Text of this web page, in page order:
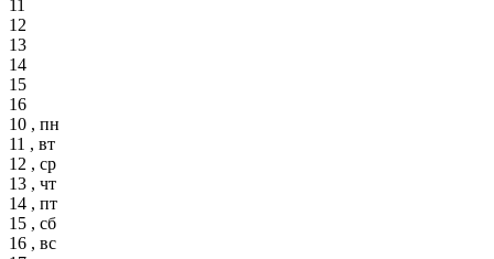
11
12
13
14
15
16
10 , пн
11 , вт
12 , ср
13 , чт
14 , пт
15 , сб
16 , вс